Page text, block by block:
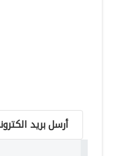
أرسل بريد